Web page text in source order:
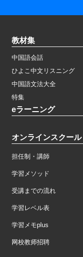
教材集
中国語会話
ひよこ中文リスニング
中国語文法大全
特集
eラーニング
オンラインスクール
担任制・講師
学習メソッド
受講までの流れ
学習レベル表
学習メモplus
网校教师招聘